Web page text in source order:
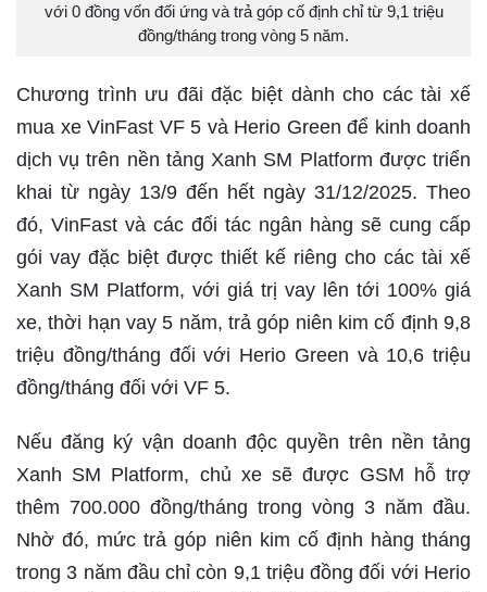
với 0 đồng vốn đối ứng và trả góp cố định chỉ từ 9,1 triệu
đồng/tháng trong vòng 5 năm.
Chương trình ưu đãi đặc biệt dành cho các tài xế
mua xe VinFast VF 5 và Herio Green để kinh doanh
dịch vụ trên nền tảng Xanh SM Platform được triển
khai từ ngày 13/9 đến hết ngày 31/12/2025. Theo
đó, VinFast và các đối tác ngân hàng sẽ cung cấp
gói vay đặc biệt được thiết kế riêng cho các tài xế
Xanh SM Platform, với giá trị vay lên tới 100% giá
xe, thời hạn vay 5 năm, trả góp niên kim cố định 9,8
triệu đồng/tháng đối với Herio Green và 10,6 triệu
đồng/tháng đối với VF 5.
Nếu đăng ký vận doanh độc quyền trên nền tảng
Xanh SM Platform, chủ xe sẽ được GSM hỗ trợ
thêm 700.000 đồng/tháng trong vòng 3 năm đầu.
Nhờ đó, mức trả góp niên kim cố định hàng tháng
trong 3 năm đầu chỉ còn 9,1 triệu đồng đối với Herio